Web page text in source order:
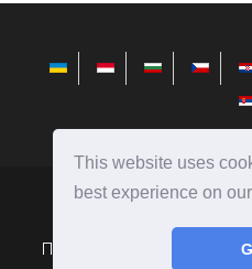
This website uses
best experience on
Поради щодо вибору